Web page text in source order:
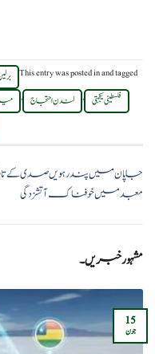
This entry was posted inand tagged
فلسطینی یکجہتی , لندن احتجاج ,
جاپان میں پندرہویں صدی کے
معبد میں خوفناک آتشزدگی
مشہور خبریں۔
15
جون